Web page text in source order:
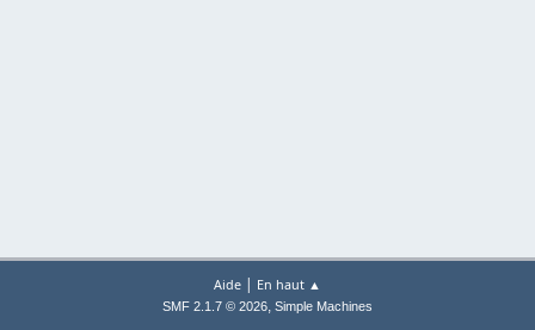
Aide | En haut ▲
SMF 2.1.7 © 2026, Simple Machines